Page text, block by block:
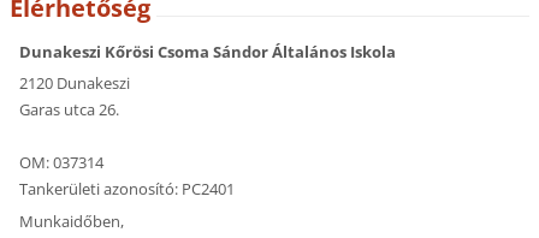
Elérhetőség
Dunakeszi Kőrösi Csoma Sándor Általános Iskola
2120 Dunakeszi
Garas utca 26.
OM: 037314
Tankerületi azonosító: PC2401
Munkaidőben,